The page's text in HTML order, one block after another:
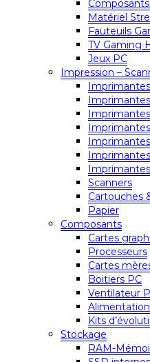
Matériel
Fauteuils
TV Gaming
Jeux PC
Impression –
Scanners
Cartouches
Papier
Composants
Cartes
Processeurs
Cartes
Boitiers PC
Ventilateur
Kits
Stockage
RAM-